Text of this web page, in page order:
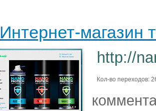
Интернет-
http://
Кол-во переходов: